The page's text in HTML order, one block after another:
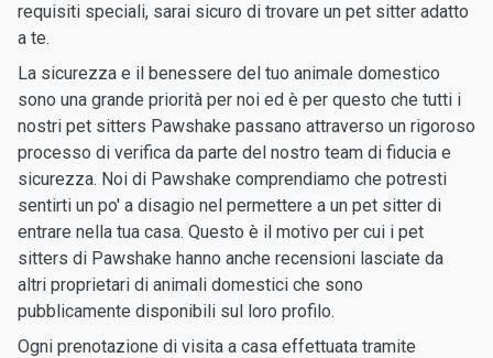
requisiti speciali, sarai sicuro di trovare un pet sitter adatto
a te.
La sicurezza e il benessere del tuo animale domestico
sono una grande priorità per noi ed è per questo che tutti i
nostri pet sitters Pawshake passano attraverso un rigoroso
processo di verifica da parte del nostro team di fiducia e
sicurezza. Noi di Pawshake comprendiamo che potresti
sentirti un po' a disagio nel permettere a un pet sitter di
entrare nella tua casa. Questo è il motivo per cui i pet
sitters di Pawshake hanno anche recensioni lasciate da
altri proprietari di animali domestici che sono
pubblicamente disponibili sul loro profilo.
Ogni prenotazione di visita a casa effettuata tramite